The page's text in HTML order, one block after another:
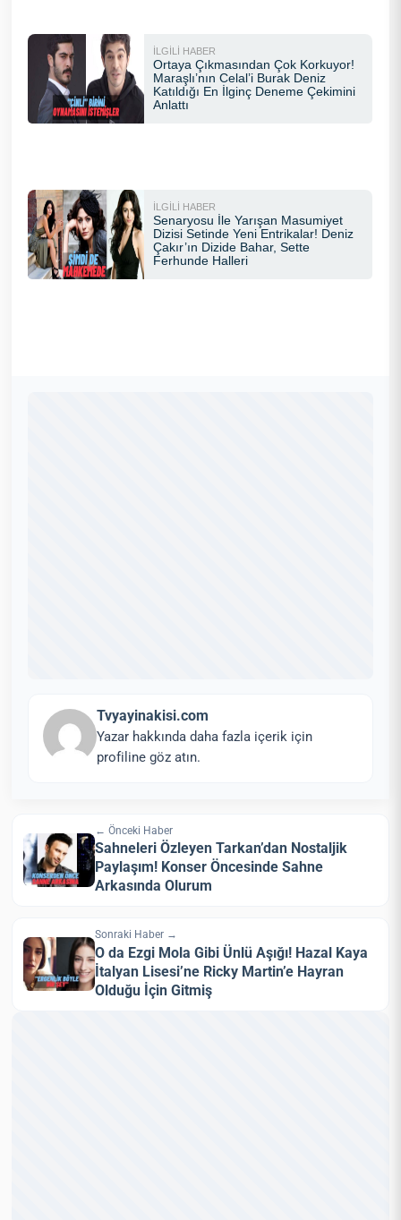
Tvyayinakisi.com
Yazar hakkında daha fazla içerik için
profiline göz atın.
← Önceki Haber
Sahneleri Özleyen Tarkan’dan Nostaljik
Paylaşım! Konser Öncesinde Sahne
Arkasında Olurum
Sonraki Haber →
O da Ezgi Mola Gibi Ünlü Aşığı! Hazal Kaya
İtalyan Lisesi’ne Ricky Martin’e Hayran
Olduğu İçin Gitmiş